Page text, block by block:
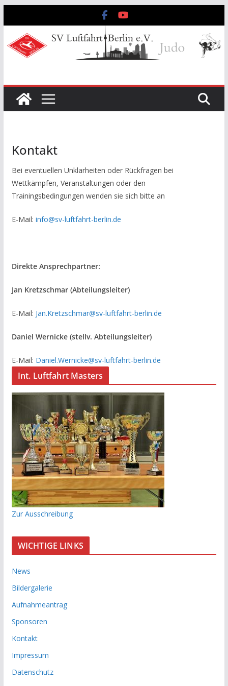
Inhalt
springen
Kontakt
Bei eventuellen Unklarheiten oder Rückfragen bei
Wettkämpfen, Veranstaltungen oder den
Trainingsbedingungen wenden sie sich bitte an
E-Mail: info@sv-luftfahrt-berlin.de
Direkte Ansprechpartner:
Jan Kretzschmar (Abteilungsleiter)
E-Mail: Jan.Kretzschmar@sv-luftfahrt-berlin.de
Daniel Wernicke (stellv. Abteilungsleiter)
E-Mail: Daniel.Wernicke@sv-luftfahrt-berlin.de
Int. Luftfahrt Masters
Zur Ausschreibung
WICHTIGE LINKS
News
Bildergalerie
Aufnahmeantrag
Sponsoren
Kontakt
Impressum
Datenschutz